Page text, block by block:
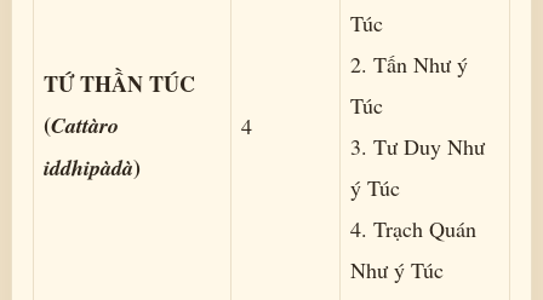
TỨ THẦN TÚC
(Cattàro
iddhipàdà)
4
Túc
2. Tấn Như ý
Túc
3. Tư Duy Như
ý Túc
4. Trạch Quán
Như ý Túc